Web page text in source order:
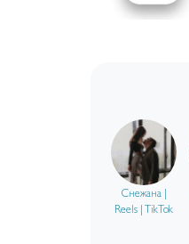
Снежана |
Reels | TikTok